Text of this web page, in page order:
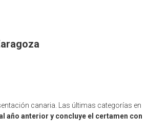
canaria. Las últimas categorías en
año anterior y concluye el certamen con